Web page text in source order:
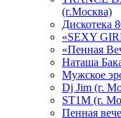
(г.Москва)
Дискотека
«SEXY
«Пенная
Hаташа
Мужское
Dj Jim (г.
ST1M (г.
Пенная